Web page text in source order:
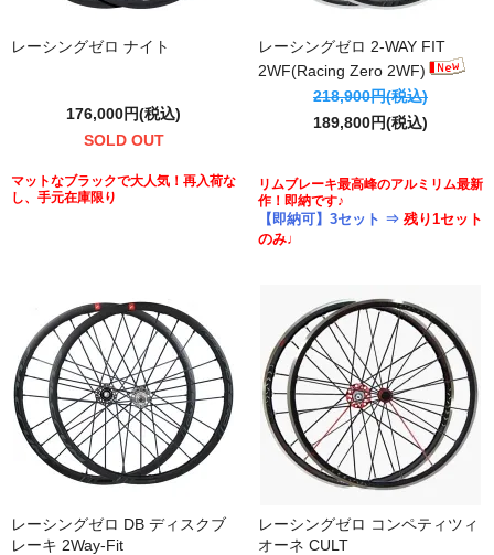
レーシングゼロ ナイト
176,000円(税込)
SOLD OUT
マットなブラックで大人気！再入荷な
し、手元在庫限り
レーシングゼロ 2-WAY FIT
2WF(Racing Zero 2WF)
218,900円(税込)
189,800円(税込)
リムブレーキ最高峰のアルミリム最新
作！即納です♪
【即納可】3セット ⇒ 残り1セット
のみ♩
レーシングゼロ DB ディスクブ
レーキ 2Way-Fit
レーシングゼロ コンペティツィ
オーネ CULT